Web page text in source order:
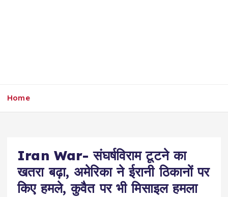
Home
Iran War- संघर्षविराम टूटने का
खतरा बढ़ा, अमेरिका ने ईरानी ठिकानों पर
किए हमले, कुवैत पर भी मिसाइल हमला